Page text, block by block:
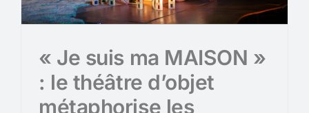
« Je suis ma MAISON »
: le théâtre d’objet
métaphorise les